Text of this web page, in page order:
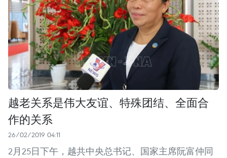
越老关系是伟大友谊、特殊团结、全面合
作的关系
26/02/2019 04:11
2月25日下午，越共中央总书记、国家主席阮富仲同